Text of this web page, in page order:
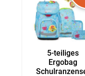
5-teiliges
Ergobag